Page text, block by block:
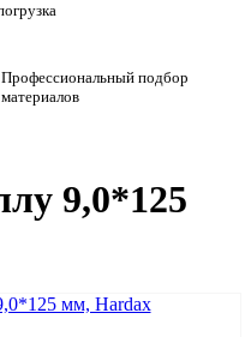
Профессиональный подбор
материалов
9,0*125